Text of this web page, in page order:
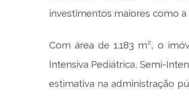
investimentos maiores como
Com área de 1.183 m², o
Intensiva Pediátrica, Semi-
estimativa na administração